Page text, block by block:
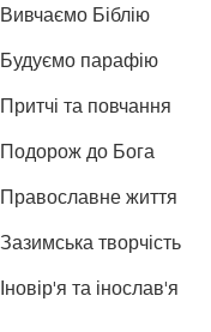
Вивчаємо Біблію
Будуємо парафію
Притчі та повчання
Подорож до Бога
Православне життя
Зазимська творчість
Іновір'я та інослав'я